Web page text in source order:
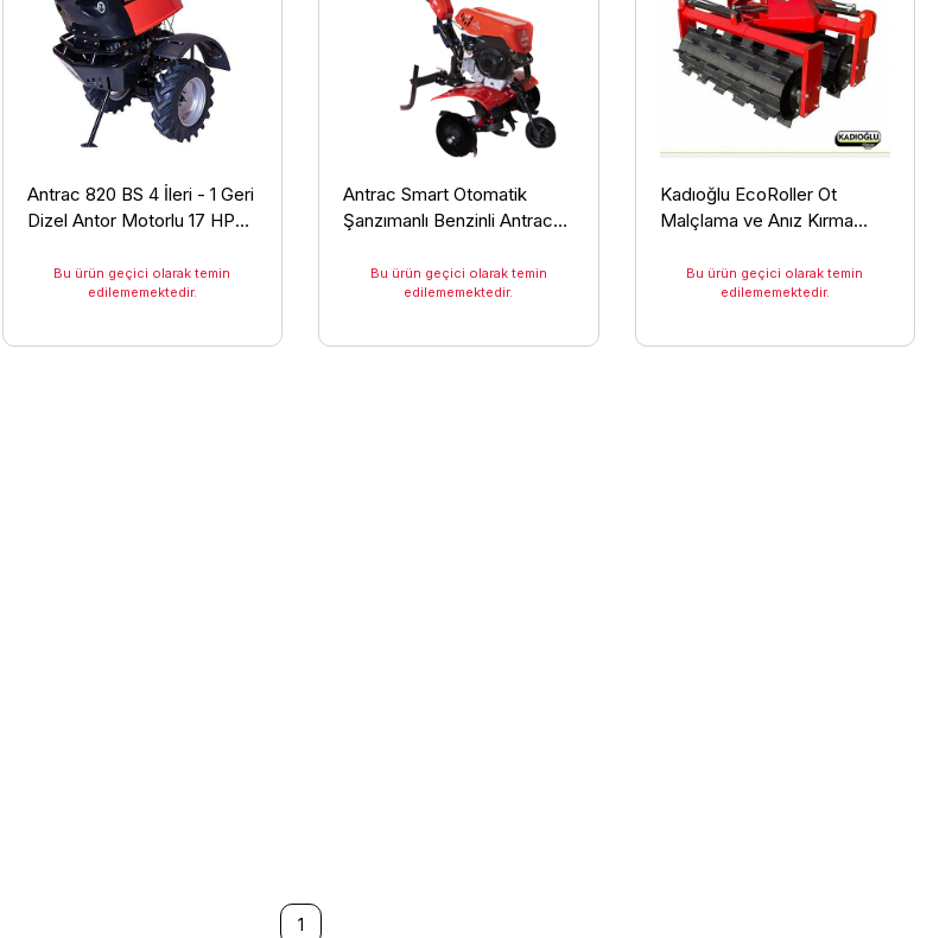
Antrac 820 BS 4 İleri - 1 Geri
Dizel Antor Motorlu 17 HP
Bu ürün geçici olarak temin
edilememektedir.
Antrac Smart Otomatik
Şanzımanlı Benzinli Antrac
Makinesi
Bu ürün geçici olarak temin
edilememektedir.
Kadıoğlu EcoRoller Ot
Malçlama ve Anız Kırma
Bu ürün geçici olarak temin
edilememektedir.
1